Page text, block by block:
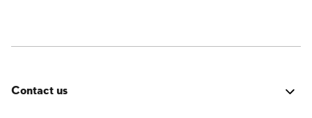
Contact us